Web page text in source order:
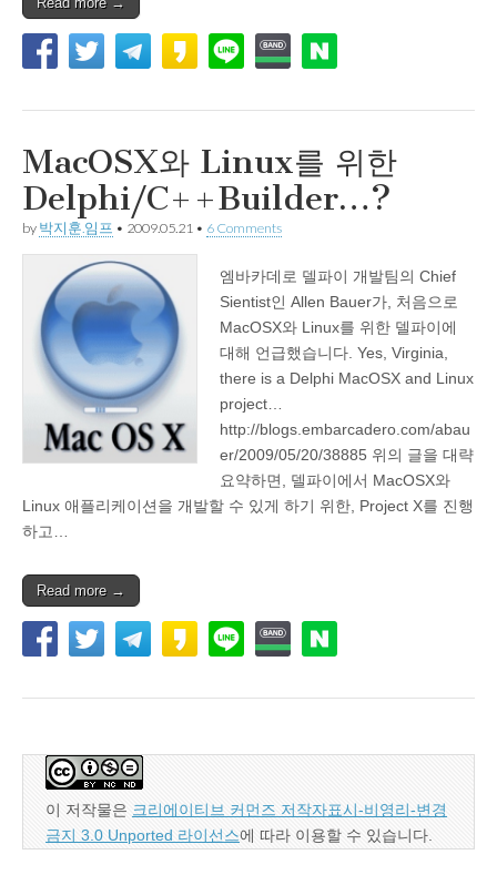
MacOSX와 Linux를 위한
Delphi/C++Builder…?
by 박지훈.임프 • 2009.05.21 • 6 Comments
엠바카데로 델파이 개발팀의 Chief
Sientist인 Allen Bauer가, 처음으로
MacOSX와 Linux를 위한 델파이에
대해 언급했습니다. Yes, Virginia,
there is a Delphi MacOSX and Linux
project…
http://blogs.embarcadero.com/abau
er/2009/05/20/38885 위의 글을 대략
요약하면, 델파이에서 MacOSX와
Linux 애플리케이션을 개발할 수 있게 하기 위한, Project X를 진행
하고…
Read more →
이 저작물은 크리에이티브 커먼즈 저작자표시-비영리-변경
금지 3.0 Unported 라이선스에 따라 이용할 수 있습니다.